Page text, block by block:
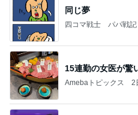
同じ夢
四コマ戦士 パパ戦記
15連勤の女医が驚
Amebaトピックス 2